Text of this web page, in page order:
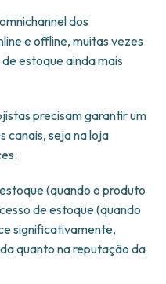
dos
e offline, muitas vezes
estoque ainda mais
precisam garantir um
canais, seja na loja
(quando o produto
de estoque (quando
significativamente,
quanto na reputação da